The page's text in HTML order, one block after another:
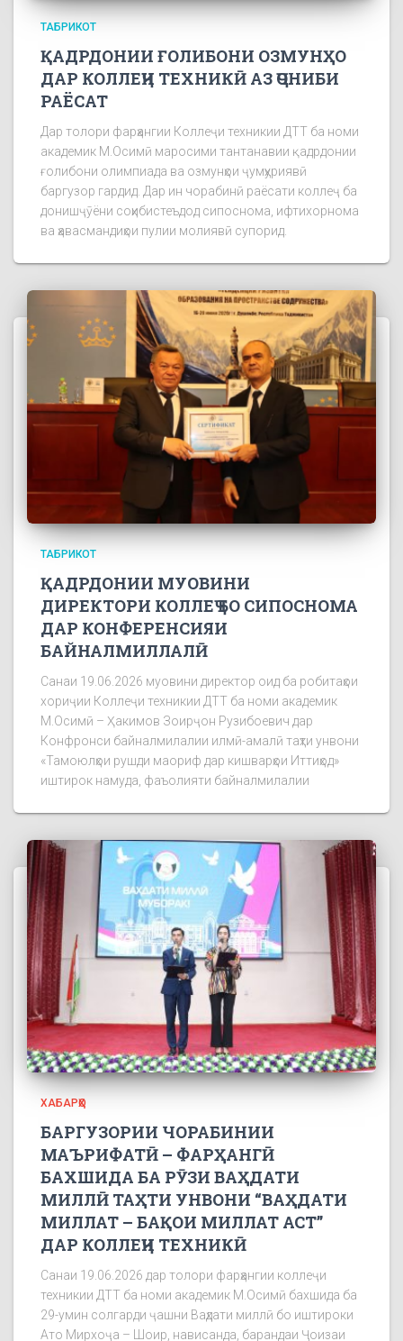
ТАБРИКОТ
ҚАДРДОНИИ ҒОЛИБОНИ ОЗМУНҲО
ДАР КОЛЛЕҶИ ТЕХНИКӢ АЗ ҶОНИБИ
РАЁСАТ
Дар толори фарҳангии Коллеҷи техникии ДТТ ба номи
академик М.Осимӣ маросими тантанавии қадрдонии
ғолибони олимпиада ва озмунҳои ҷумҳуриявӣ
баргузор гардид. Дар ин чорабинӣ раёсати коллеҷ ба
донишҷӯёни соҳибистеъдод сипоснома, ифтихорнома
ва ҳавасмандиҳои пулии молиявӣ супорид.
ТАБРИКОТ
ҚАДРДОНИИ МУОВИНИ
ДИРЕКТОРИ КОЛЛЕҶ БО СИПОСНОМА
ДАР КОНФЕРЕНСИЯИ
БАЙНАЛМИЛЛАЛӢ
Санаи 19.06.2026 муовини директор оид ба робитаҳои
хориҷии Коллеҷи техникии ДТТ ба номи академик
М.Осимӣ – Ҳакимов Зоирҷон Рузибоевич дар
Конфронси байналмилалии илмӣ-амалӣ таҳти унвони
«Тамоюлҳои рушди маориф дар кишварҳои Иттиҳод»
иштирок намуда, фаъолияти байналмилалии
ХАБАРҲО
БАРГУЗОРИИ ЧОРАБИНИИ
МАЪРИФАТӢ – ФАРҲАНГӢ
БАХШИДА БА РӮЗИ ВАҲДАТИ
МИЛЛӢ ТАҲТИ УНВОНИ “ВАҲДАТИ
МИЛЛАТ – БАҚОИ МИЛЛАТ АСТ”
ДАР КОЛЛЕҶИ ТЕХНИКӢ
Санаи 19.06.2026 дар толори фарҳангии коллеҷи
техникии ДТТ ба номи академик М.Осимӣ бахшида ба
29-умин солгарди ҷашни Ваҳдати миллӣ бо иштироки
Ато Мирхоҷа – Шоир, нависанда, барандаи Ҷоизаи